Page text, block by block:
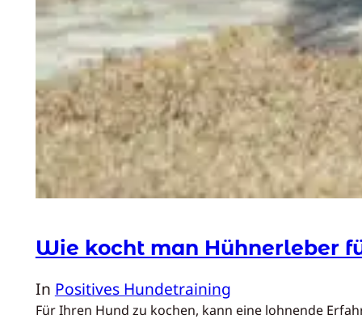
Wie kocht man Hühnerleber
In Positives Hundetraining
Für Ihren Hund zu kochen, kann eine lohnende